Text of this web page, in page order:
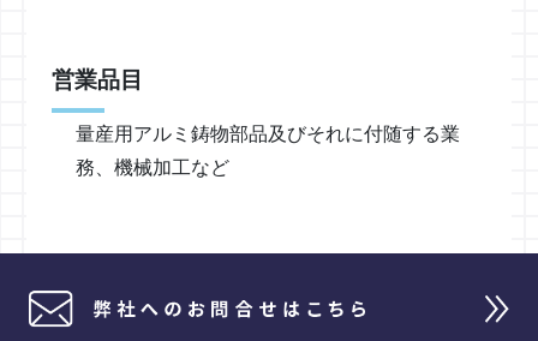
営業品目
量産用アルミ鋳物部品及びそれに付随する業
務、機械加工など